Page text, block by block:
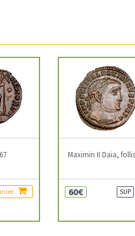
Maximin II Daia,
60€ SUP